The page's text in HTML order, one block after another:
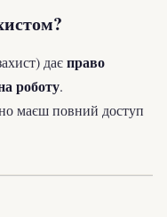
даєправо
роботу.
маєш повний доступ